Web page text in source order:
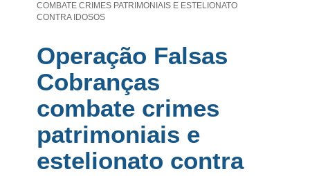
COMBATE CRIMES PATRIMONIAIS E ESTELIONATO
CONTRA IDOSOS
Operação Falsas
Cobranças
combate crimes
patrimoniais e
estelionato contra